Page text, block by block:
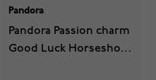
Pandora
Pandora Passion charm
Good Luck Horseshoe